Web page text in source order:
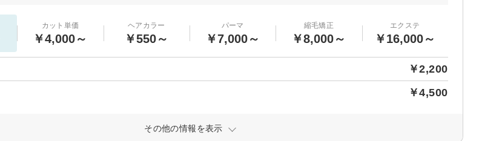
カット単価
￥4,000～
ヘアカラー
￥550～
パーマ
￥7,000～
縮毛矯正
￥8,000～
エクステ
￥16,000～
￥2,200
￥4,500
その他の情報を表示